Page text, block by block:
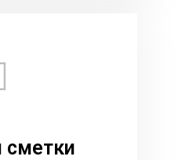
сметки